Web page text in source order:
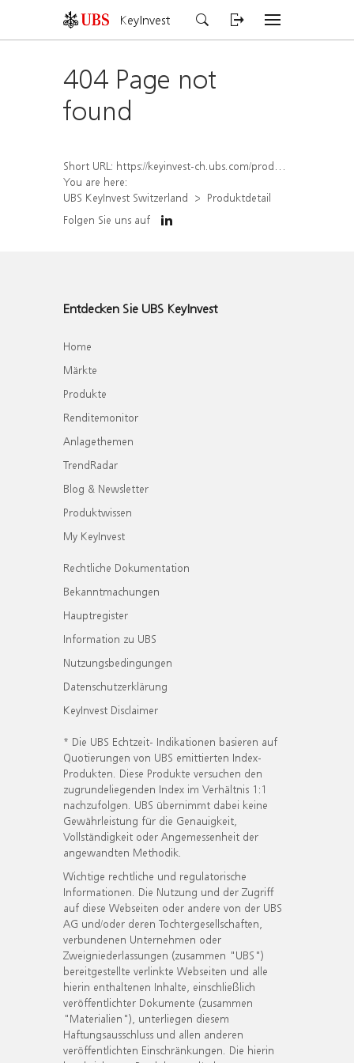
KeyInvest
404 Page not
found
Short URL: https://keyinvest-ch.ubs.com/produkt/detail/index/isin/CH1584632496
You are here:
UBS KeyInvest Switzerland
Produktdetail
Folgen Sie uns auf
Entdecken Sie UBS KeyInvest
Home
Märkte
Produkte
Renditemonitor
Anlagethemen
TrendRadar
Blog & Newsletter
Produktwissen
My KeyInvest
Rechtliche Dokumentation
Bekanntmachungen
Hauptregister
Information zu UBS
Nutzungsbedingungen
Datenschutzerklärung
KeyInvest Disclaimer
* Die UBS Echtzeit- Indikationen basieren auf
Quotierungen von UBS emittierten Index-
Produkten. Diese Produkte versuchen den
zugrundeliegenden Index im Verhältnis 1:1
nachzufolgen. UBS übernimmt dabei keine
Gewährleistung für die Genauigkeit,
Vollständigkeit oder Angemessenheit der
angewandten Methodik.
Wichtige rechtliche und regulatorische
Informationen. Die Nutzung und der Zugriff
auf diese Webseiten oder andere von der UBS
AG und/oder deren Tochtergesellschaften,
verbundenen Unternehmen oder
Zweigniederlassungen (zusammen "UBS")
bereitgestellte verlinkte Webseiten und alle
hierin enthaltenen Inhalte, einschließlich
veröffentlichter Dokumente (zusammen
"Materialien"), unterliegen diesem
Haftungsausschluss und allen anderen
veröffentlichten Einschränkungen. Die hierin